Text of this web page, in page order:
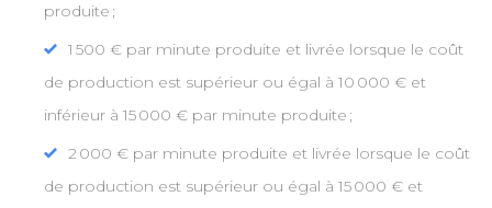
produite ;
1 500 € par minute produite et livrée lorsque le coût
de production est supérieur ou égal à 10 000 € et
inférieur à 15 000 € par minute produite ;
2 000 € par minute produite et livrée lorsque le coût
de production est supérieur ou égal à 15 000 € et